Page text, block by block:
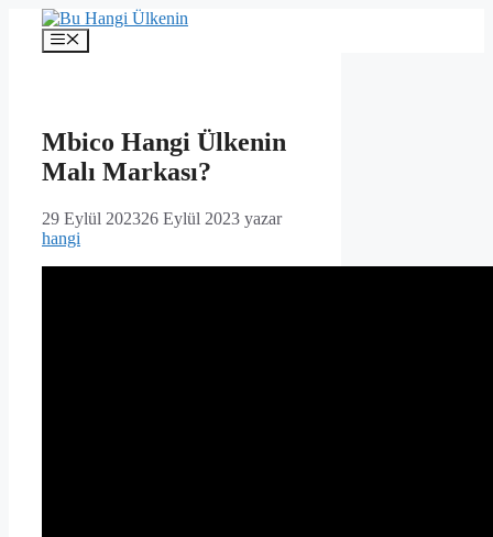
İçeriğe
Menü
Mbico Hangi Ülkenin
Malı Markası?
29 Eylül 202326 Eylül 2023 yazar
hangi